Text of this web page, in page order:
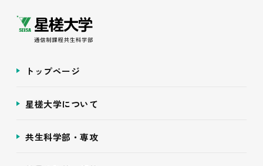
トップページ
星槎大学について
共生科学部・専攻